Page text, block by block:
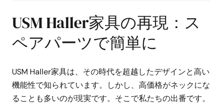
USM Haller家具の再現：ス
ペアパーツで簡単に
USM Haller家具は、その時代を超越したデザインと高い
機能性で知られています。しかし、高価格がネックにな
ることも多いのが現実です。そこで私たちの出番です。